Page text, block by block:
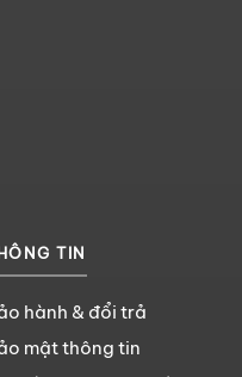
TIN
hành & đổi trả
mật thông tin